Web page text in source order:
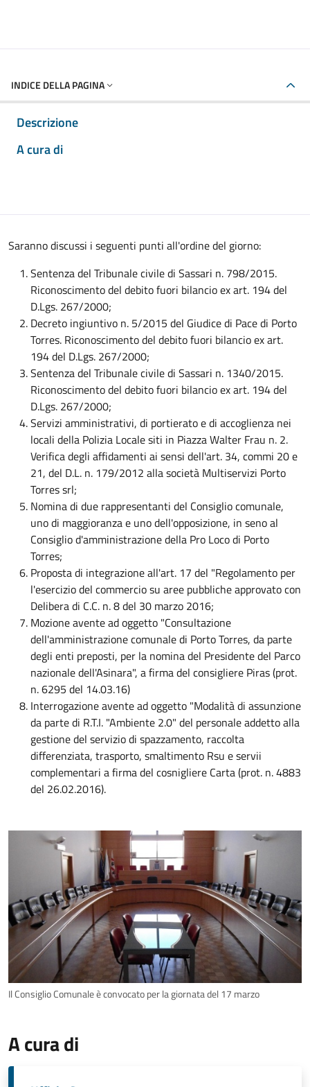
INDICE DELLA PAGINA
Descrizione
A cura di
Saranno discussi i seguenti punti all'ordine del giorno:
Sentenza del Tribunale civile di Sassari n. 798/2015.
Riconoscimento del debito fuori bilancio ex art. 194 del
D.Lgs. 267/2000;
Decreto ingiuntivo n. 5/2015 del Giudice di Pace di Porto
Torres. Riconoscimento del debito fuori bilancio ex art.
194 del D.Lgs. 267/2000;
Sentenza del Tribunale civile di Sassari n. 1340/2015.
Riconoscimento del debito fuori bilancio ex art. 194 del
D.Lgs. 267/2000;
Servizi amministrativi, di portierato e di accoglienza nei
locali della Polizia Locale siti in Piazza Walter Frau n. 2.
Verifica degli affidamenti ai sensi dell'art. 34, commi 20 e
21, del D.L. n. 179/2012 alla società Multiservizi Porto
Torres srl;
Nomina di due rappresentanti del Consiglio comunale,
uno di maggioranza e uno dell'opposizione, in seno al
Consiglio d'amministrazione della Pro Loco di Porto
Torres;
Proposta di integrazione all'art. 17 del "Regolamento per
l'esercizio del commercio su aree pubbliche approvato con
Delibera di C.C. n. 8 del 30 marzo 2016;
Mozione avente ad oggetto "Consultazione
dell'amministrazione comunale di Porto Torres, da parte
degli enti preposti, per la nomina del Presidente del Parco
nazionale dell'Asinara", a firma del consigliere Piras (prot.
n. 6295 del 14.03.16)
Interrogazione avente ad oggetto "Modalità di assunzione
da parte di R.T.I. "Ambiente 2.0" del personale addetto alla
gestione del servizio di spazzamento, raccolta
differenziata, trasporto, smaltimento Rsu e servii
complementari a firma del cosnigliere Carta (prot. n. 4883
del 26.02.2016).
Il Consiglio Comunale è convocato per la giornata del 17 marzo
A cura di